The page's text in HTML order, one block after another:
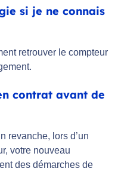
si je ne connais
retrouver le compteur
contrat avant de
revanche, lors d’un
votre nouveau
des démarches de